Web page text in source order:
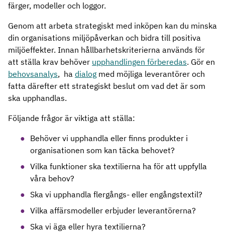
färger, modeller och loggor.
Genom att arbeta strategiskt med inköpen kan du minska
din organisations miljöpåverkan och bidra till positiva
miljöeffekter. Innan hållbarhetskriterierna används för
att ställa krav behöver upphandlingen förberedas. Gör en
behovsanalys, ha dialog med möjliga leverantörer och
fatta därefter ett strategiskt beslut om vad det är som
ska upphandlas.
Följande frågor är viktiga att ställa:
Behöver vi upphandla eller finns produkter i
organisationen som kan täcka behovet?
Vilka funktioner ska textilierna ha för att uppfylla
våra behov?
Ska vi upphandla flergångs- eller engångstextil?
Vilka affärsmodeller erbjuder leverantörerna?
Ska vi äga eller hyra textilierna?